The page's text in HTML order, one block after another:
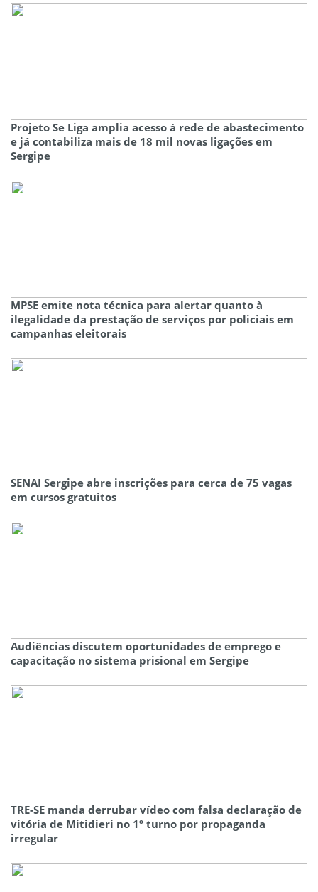
Projeto Se Liga amplia acesso à rede de abastecimento
e já contabiliza mais de 18 mil novas ligações em
Sergipe
MPSE emite nota técnica para alertar quanto à
ilegalidade da prestação de serviços por policiais em
campanhas eleitorais
SENAI Sergipe abre inscrições para cerca de 75 vagas
em cursos gratuitos
Audiências discutem oportunidades de emprego e
capacitação no sistema prisional em Sergipe
TRE-SE manda derrubar vídeo com falsa declaração de
vitória de Mitidieri no 1º turno por propaganda
irregular